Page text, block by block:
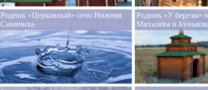
Родник «Церковный» село Нижняя
Синячиха
Родник «У березы»
Михалева и